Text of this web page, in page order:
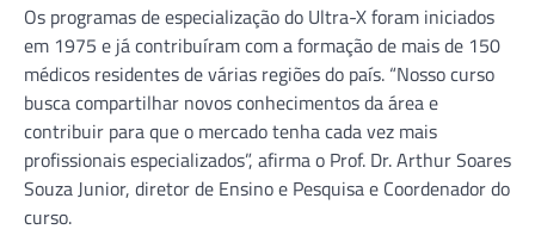
Os programas de especialização do Ultra-X foram iniciados
em 1975 e já contribuíram com a formação de mais de 150
médicos residentes de várias regiões do país. “Nosso curso
busca compartilhar novos conhecimentos da área e
contribuir para que o mercado tenha cada vez mais
profissionais especializados”, afirma o Prof. Dr. Arthur Soares
Souza Junior, diretor de Ensino e Pesquisa e Coordenador do
curso.